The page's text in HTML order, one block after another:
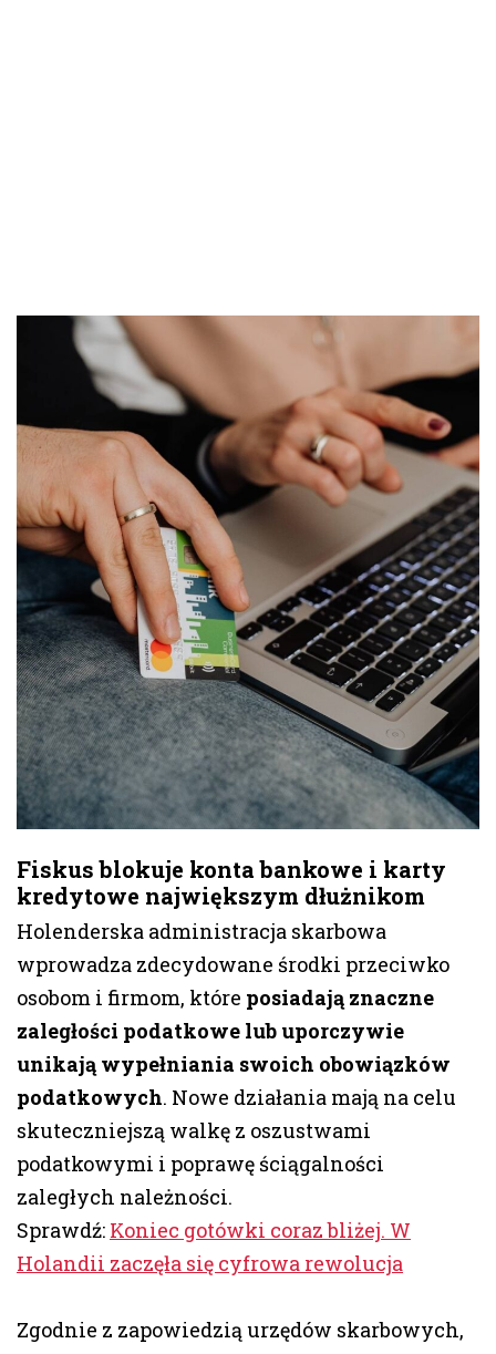
Fiskus blokuje konta bankowe i karty
kredytowe największym dłużnikom
Holenderska administracja skarbowa
wprowadza zdecydowane środki przeciwko
osobom i firmom, które posiadają znaczne
zaległości podatkowe lub uporczywie
unikają wypełniania swoich obowiązków
podatkowych. Nowe działania mają na celu
skuteczniejszą walkę z oszustwami
podatkowymi i poprawę ściągalności
zaległych należności.
Sprawdź: Koniec gotówki coraz bliżej. W
Holandii zaczęła się cyfrowa rewolucja
Zgodnie z zapowiedzią urzędów skarbowych,